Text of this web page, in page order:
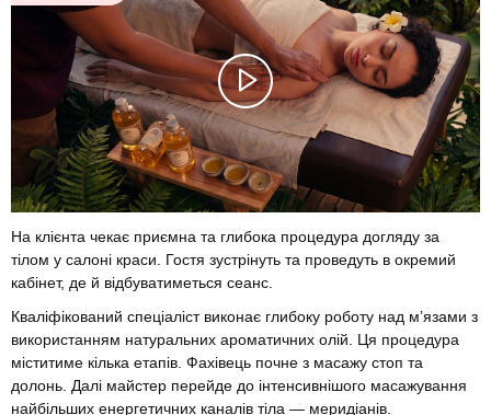
На клієнта чекає приємна та глибока процедура догляду за
тілом у салоні краси. Гостя зустрінуть та проведуть в окремий
кабінет, де й відбуватиметься сеанс.
Кваліфікований спеціаліст виконає глибоку роботу над м’язами з
використанням натуральних ароматичних олій. Ця процедура
міститиме кілька етапів. Фахівець почне з масажу стоп та
долонь. Далі майстер перейде до інтенсивнішого масажування
найбільших енергетичних каналів тіла — меридіанів.